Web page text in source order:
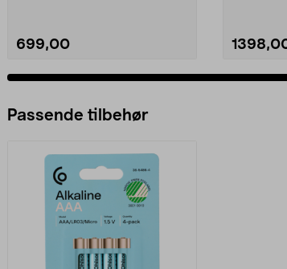
699,00
Passende tilbehør